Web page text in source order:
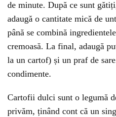
de minute. După ce sunt
adaugă o cantitate mică de
până se combină
cremoasă. La final, adaugă
la un cartof) și un praf de
condimente.
Cartofii dulci sunt o legumă
privăm, ținând cont că un